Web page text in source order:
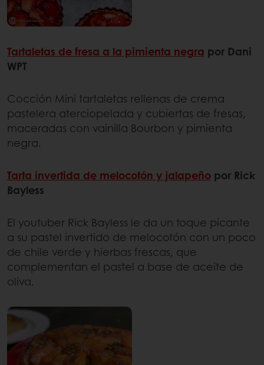
Tartaletas de fresa a la pimienta negra por Dani
WPT
Cocción Mini tartaletas rellenas de crema
pastelera aterciopelada y cubiertas de fresas,
maceradas con vainilla Bourbon y pimienta
negra.
Tarta invertida de melocotón y jalapeño por Rick
Bayless
El youtuber Rick Bayless le da un toque picante
a su pastel invertido de melocotón con un poco
de chile verde y hierbas frescas, que
complementan el pastel a base de aceite de
oliva.